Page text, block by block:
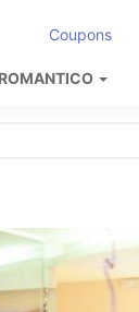
Coupons